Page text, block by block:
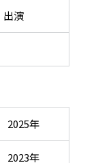
出演
2025年
2023年